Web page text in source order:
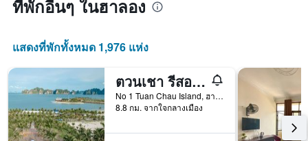
ที่พักอื่นๆ ในฮาลอง
แสดงที่พักทั้งหมด 1,976 แห่ง
ตวนเชา รีสอร์ท ฮาลอง
No 1 Tuan Chau Island, ฮาลอง, เวียดนาม
8.8 กม. จากใจกลางเมือง